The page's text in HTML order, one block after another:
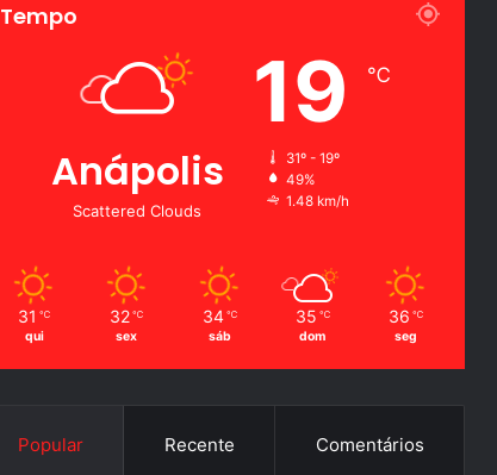
Tempo
Anápolis
Scattered Clouds
19 ℃
31º - 19º
49%
1.48 km/h
31 ℃
qui
32 ℃
sex
34 ℃
sáb
35 ℃
dom
36 ℃
seg
Popular Recente Comentários